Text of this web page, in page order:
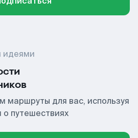
идеями
маршруты для вас, используя
о путешествиях